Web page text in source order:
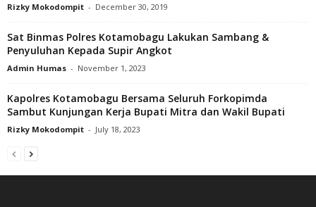
Rizky Mokodompit - December 30, 2019
Sat Binmas Polres Kotamobagu Lakukan Sambang &
Penyuluhan Kepada Supir Angkot
Admin Humas - November 1, 2023
Kapolres Kotamobagu Bersama Seluruh Forkopimda
Sambut Kunjungan Kerja Bupati Mitra dan Wakil Bupati
Rizky Mokodompit - July 18, 2023